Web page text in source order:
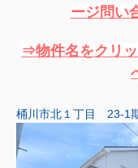
ージ問い
⇒物件名をクリ
桶川市北１丁目 23-